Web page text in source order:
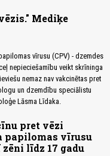
Mediķe
vīrusu (CPV) - dzemdes
nepieciešamību veikt skrīninga
nemaz nav vakcinētas pret
un dzemdību speciālistu
Lāsma Līdaka.
pret vēzi
papilomas vīrusu
līdz 17 gadu